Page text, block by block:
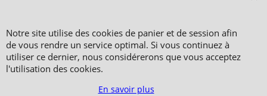
Paiement sécurisé via Systempay CAISSE D’ÉPARGNE et PAYPAL
Nos prix sont affichés en HT et en TTC (hors frais de port) dont TVA 5.5 % et 20,0
% incluses, selon les articles
Photos non contractuelles - Reproduction interdite
Notre site utilise des cookies de panier et de session afin
de vous rendre un service optimal. Si vous continuez à
utiliser ce dernier, nous considérerons que vous acceptez
l'utilisation des cookies.
En savoir plus